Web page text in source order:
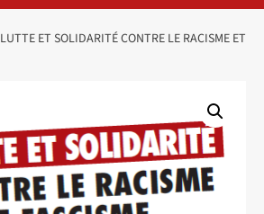
LUTTE ET SOLIDARITÉ CONTRE LE RACISME ET